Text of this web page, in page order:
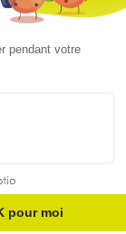
Habitat 35